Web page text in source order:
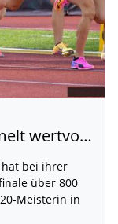
Eugene Tag 3: Leni Hirt sammelt wertvolle WM-Erfahrung
hat bei ihrer
über 800
Meisterin in